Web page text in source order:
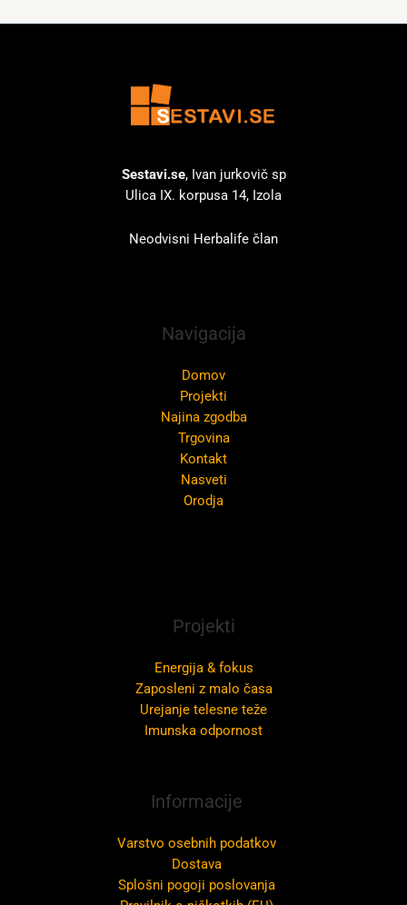
Sestavi.se, Ivan jurkovič sp
Ulica IX. korpusa 14, Izola
Neodvisni Herbalife član
Navigacija
Domov
Projekti
Najina zgodba
Trgovina
Kontakt
Nasveti
Orodja
Projekti
Energija & fokus
Zaposleni z malo časa
Urejanje telesne teže
Imunska odpornost
Informacije
Varstvo osebnih podatkov
Dostava
Splošni pogoji poslovanja